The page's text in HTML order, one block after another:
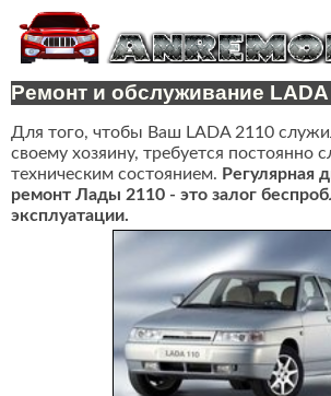
Ремонт и обслуживание LADA
Для того, чтобы Ваш LADA 2110
своему хозяину, требуется постоянно
техническим состоянием. Регулярная
ремонт Лады 2110 - это залог
эксплуатации.